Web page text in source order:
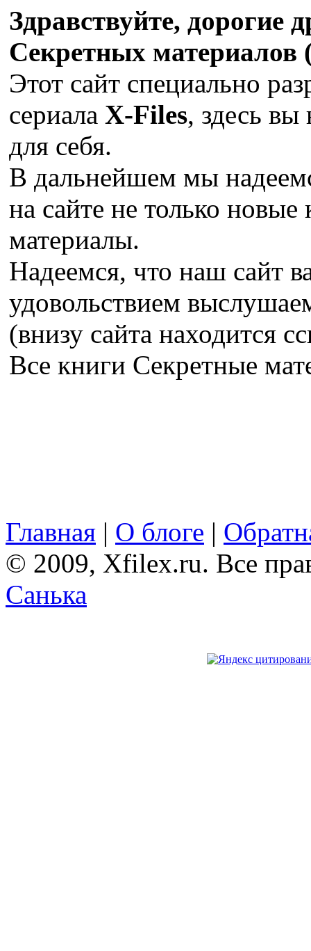
Здравствуйте, дорогие
Секретных материалов
Этот сайт специально
сериала X-Files, здесь вы
для себя.
В дальнейшем мы
на сайте не только
материалы.
Надеемся, что наш сайт
удовольствием
(внизу сайта находится
Все книги Секретные
Главная | О блоге |
© 2009, Xfilex.ru. Все
Санька